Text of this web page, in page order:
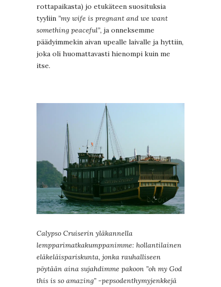
rottapaikasta) jo etukäteen suosituksia
tyyliin ”my wife is pregnant and we want
something peaceful”, ja onneksemme
päädyimmekin aivan upealle laivalle ja hyttiin,
joka oli huomattavasti hienompi kuin me
itse.
Calypso Cruiserin yläkannella
lempparimatkakumppanimme: hollantilainen
eläkeläispariskunta, jonka rauhalliseen
pöytään aina sujahdimme pakoon ”oh my God
this is so amazing” -pepsodenthymyjenkkejä